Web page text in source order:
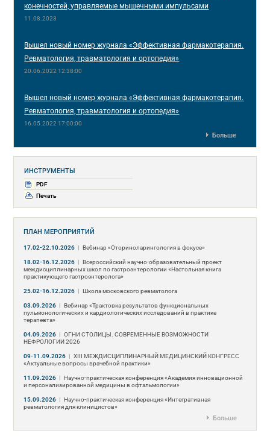
конечностей, управляемые мышечными импульсами
11.08.2023
Вышел новый номер журнала «Эффективная фармакотерапия.
Ревматология, травматология и ортопедия»
20.06.2022 12:38:00
Вышел новый номер журнала «Эффективная фармакотерапия.
Ревматология, травматология и ортопедия»
16.05.2022 17:00:00
Больше
ИНСТРУМЕНТЫ
PDF
Печать
ПЛАН МЕРОПРИЯТИЙ
17.02-22.10.2026 | Вебинар «Оториноларингология в фокусе»
18.02-16.12.2026 | Всероссийский научно-образовательный проект
междисциплинарных школ по гастроэнтерологии «Настольная книга
практикующего гастроэнтеролога»
25.02-16.12.2026 | Школа московского ревматолога
03.09.2026 | Вебинар «Трактовка результатов функциональных
пульмонологических и кардиологических исследований в практике
терапевта»
04.09.2026 | ОГНИ СТОЛИЦЫ. СОВРЕМЕННЫЕ ВОЗМОЖНОСТИ
НЕФРОЛОГИИ 2026
09-11.09.2026 | ХIII МЕЖДИСЦИПЛИНАРНЫЙ МЕДИЦИНСКИЙ КОНГРЕСС
«Актуальные вопросы врачебной практики»
11.09.2026 | Научно-практическая конференция «Академия инновационной
и персонализированной медицины в офтальмологии»
15.09.2026 | Научно-практическая конференция «Интегративная
ревматология для клиницистов»
Больше